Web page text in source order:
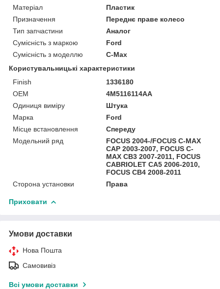
Матеріал
Пластик
Призначення
Переднє праве колесо
Тип запчастини
Аналог
Сумісність з маркою
Ford
Сумісність з моделлю
C-Max
Користувальницькі характеристики
Finish
1336180
OEM
4M5116114AA
Одиниця виміру
Штука
Марка
Ford
Місце встановлення
Спереду
Модельний ряд
FOCUS 2004-/FOCUS C-MAX
CAP 2003-2007, FOCUS C-
MAX CB3 2007-2011, FOCUS
CABRIOLET CA5 2006-2010,
FOCUS CB4 2008-2011
Сторона установки
Права
Приховати
Умови доставки
Нова Пошта
Самовивіз
Всі умови доставки